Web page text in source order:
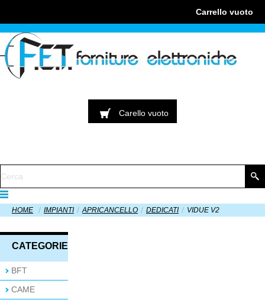
Carrello vuoto
Carello vuoto
HOME IMPIANTI APRICANCELLO DEDICATI VIDUE V2
CATEGORIE
BFT
CAME